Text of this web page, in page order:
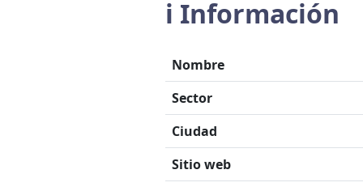
ℹ️ Información
Nombre
Sector
Ciudad
Sitio web